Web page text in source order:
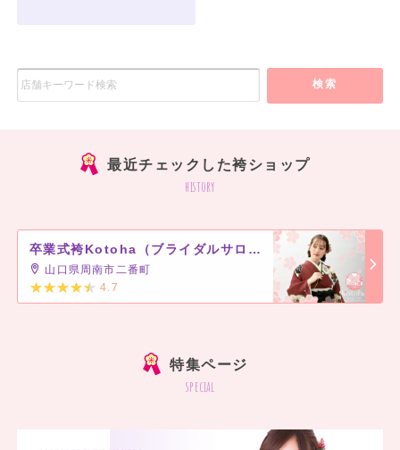
検索
最近チェックした袴ショップ
history
卒業式袴Kotoha（ブライダルサロン寿）
山口県周南市二番町
4.7
特集ページ
special